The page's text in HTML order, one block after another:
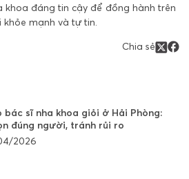
khoa đáng tin cậy để đồng hành trên
mạnh và tự tin.
Chia sẻ
bác sĩ nha khoa giỏi ở Hải Phòng:
đúng người, tránh rủi ro
2026